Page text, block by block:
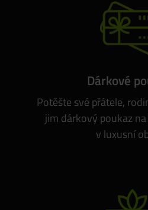
Dárkové
Potěšte své přátele,
jim dárkový poukaz
v luxusní